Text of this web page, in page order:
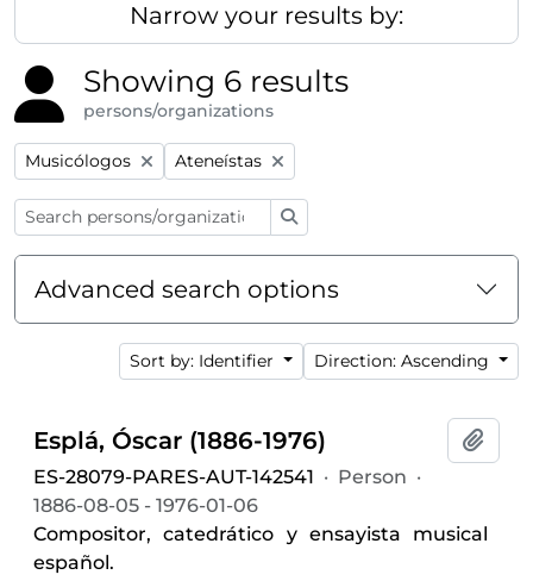
Narrow your results by:
Showing 6 results
persons/organizations
Remove filter:
Musicólogos Remove filter:
Ateneístas
Advanced search options
Sort by: Identifier Direction: Ascending
Esplá, Óscar (1886-1976)
ES-28079-PARES-AUT-142541 · Person ·
1886-08-05 - 1976-01-06
Compositor, catedrático y ensayista musical
español.